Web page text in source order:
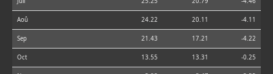
Aoû 24.22 20.11 -4.11
Sep 21.43 17.21 -4.22
Oct 13.55 13.31 -0.25